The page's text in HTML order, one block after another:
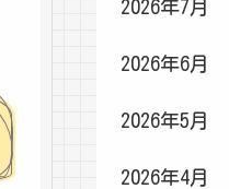
2026年7月
2026年6月
2026年5月
2026年4月